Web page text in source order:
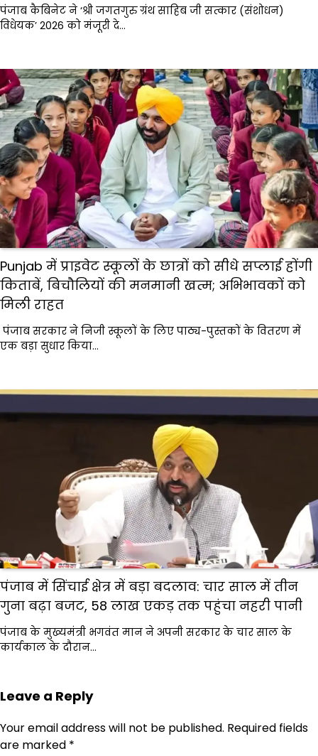
पंजाब कैबिनेट ने ‘श्री जगतगुरु ग्रंथ साहिब जी सत्कार (संशोधन)
विधेयक’ 2026 को मंजूरी दे…
Punjab में प्राइवेट स्कूलों के छात्रों को सीधे सप्लाई होंगी
किताबें, बिचौलियों की मनमानी खत्म; अभिभावकों को
मिली राहत
पंजाब सरकार ने निजी स्कूलों के लिए पाठ्य-पुस्तकों के वितरण में
एक बड़ा सुधार किया…
पंजाब में सिंचाई क्षेत्र में बड़ा बदलाव: चार साल में तीन
गुना बढ़ा बजट, 58 लाख एकड़ तक पहुंचा नहरी पानी
पंजाब के मुख्यमंत्री भगवंत मान ने अपनी सरकार के चार साल के
कार्यकाल के दौरान…
Leave a Reply
Your email address will not be published. Required fields
are marked *